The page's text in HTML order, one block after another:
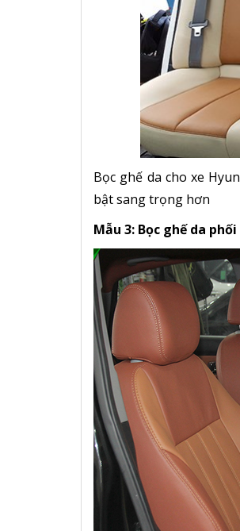
Bọc ghế da cho xe
bật sang trọng hơn
Mẫu 3: Bọc ghế da